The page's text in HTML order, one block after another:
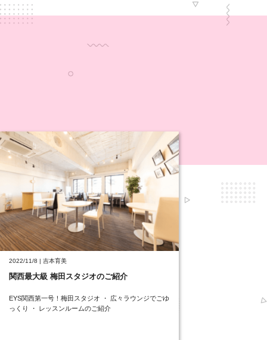
2022/11/8 | 吉本育美
関西最大級 梅田スタジオのご紹介
EYS関西第一号！梅田スタジオ ・ 広々ラウンジでごゆ
っくり ・ レッスンルームのご紹介